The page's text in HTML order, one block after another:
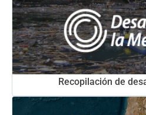
Recopilación de